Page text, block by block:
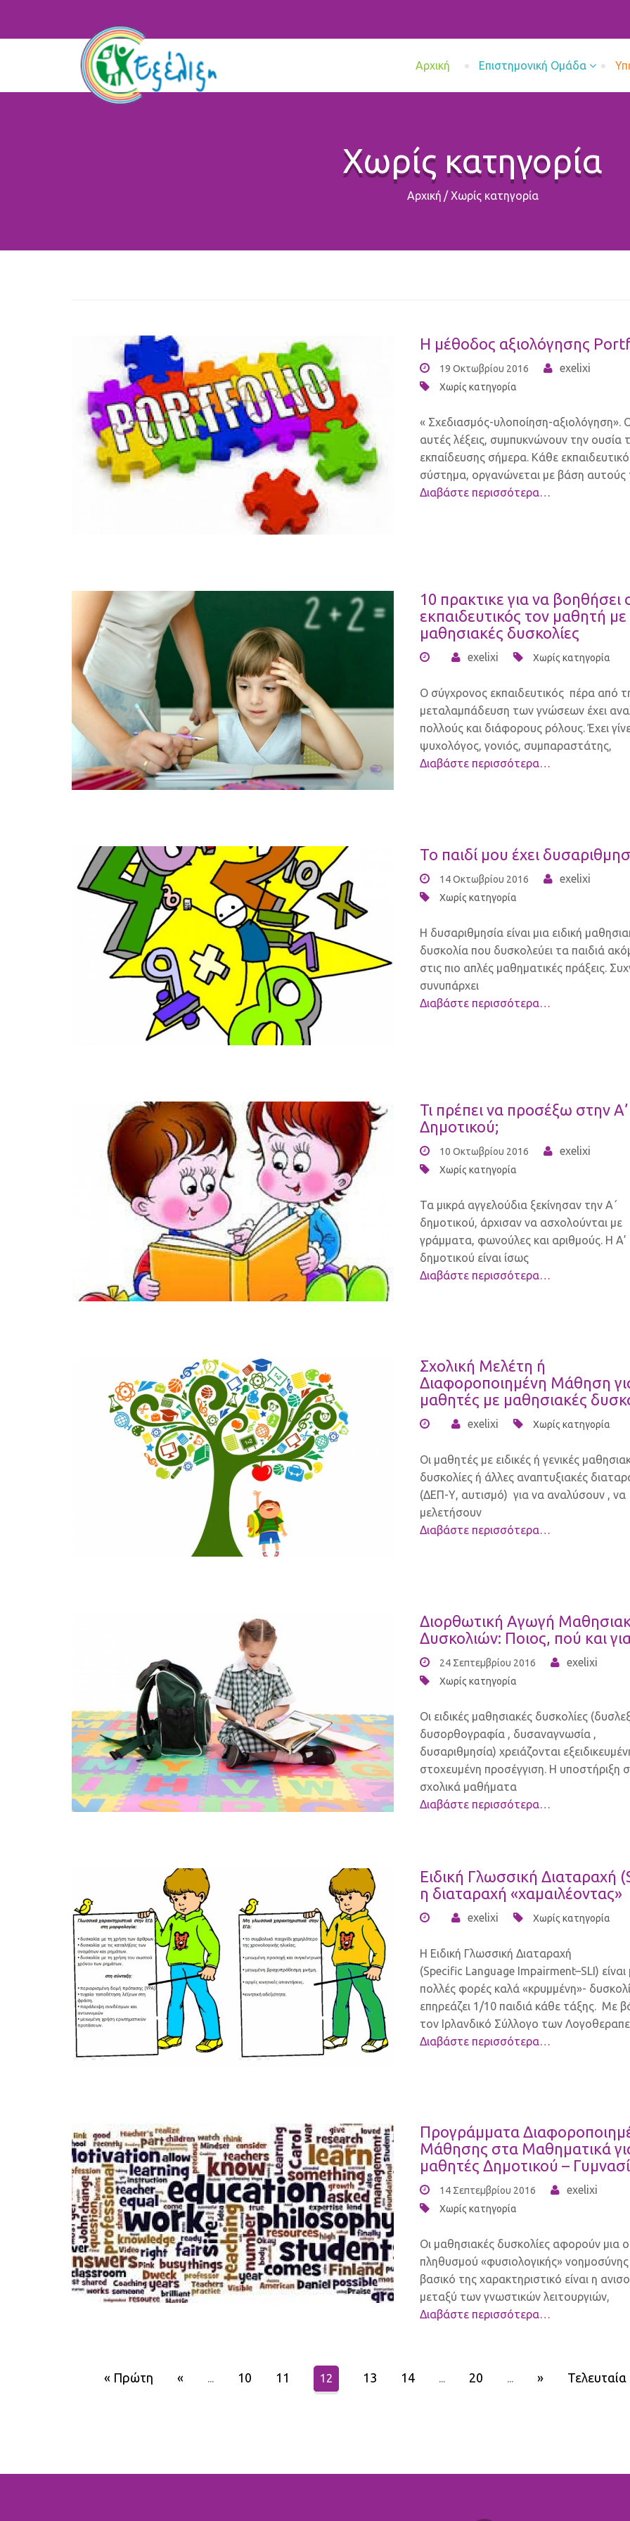
Aρχική Επιστημονική Ομάδα
Χωρίς κατηγορία
Αρχική /Χωρίς κατηγορία
Η μέθοδος αξιολόγησης
19 Οκτωβρίου 2016 exelixi
Χωρίς κατηγορία
« Σχεδιασμός-υλοποίηση-αξιολόγηση».
αυτές λέξεις, συμπυκνώνουν την ουσία
εκπαίδευσης σήμερα. Κάθε εκπαιδευτικό
σύστημα, οργανώνεται με βάση αυτούς
Διαβάστε περισσότερα…
10 πρακτικε για να βοηθήσει
εκπαιδευτικός τον μαθητή με
μαθησιακές δυσκολίες
exelixi Χωρίς κατηγορία
Ο σύγχρονος εκπαιδευτικός πέρα από
μεταλαμπάδευση των γνώσεων έχει
πολλούς και διάφορους ρόλους. Έχει
ψυχολόγος, γονιός, συμπαραστάτης,
Διαβάστε περισσότερα…
Το παιδί μου έχει
14 Οκτωβρίου 2016 exelixi
Χωρίς κατηγορία
Η δυσαριθμησία είναι μια ειδική
δυσκολία που δυσκολεύει τα παιδιά
στις πιο απλές μαθηματικές πράξεις.
συνυπάρχει
Διαβάστε περισσότερα…
Τι πρέπει να προσέξω στην Α’
Δημοτικού;
10 Οκτωβρίου 2016 exelixi
Χωρίς κατηγορία
Τα μικρά αγγελούδια ξεκίνησαν την Α΄
δημοτικού, άρχισαν να ασχολούνται με
γράμματα, φωνούλες και αριθμούς. Η Α’
δημοτικού είναι ίσως
Διαβάστε περισσότερα…
Σχολική Μελέτη ή
Διαφοροποιημένη Μάθηση
μαθητές με μαθησιακές
exelixi Χωρίς κατηγορία
Οι μαθητές με ειδικές ή γενικές
δυσκολίες ή άλλες αναπτυξιακές
(ΔΕΠ-Υ, αυτισμό) για να αναλύσουν , να
μελετήσουν
Διαβάστε περισσότερα…
Διορθωτική Αγωγή
Δυσκολιών: Ποιος, πού και
24 Σεπτεμβρίου 2016 exelixi
Χωρίς κατηγορία
Οι ειδικές μαθησιακές δυσκολίες
δυσορθογραφία , δυσαναγνωσία ,
δυσαριθμησία) χρειάζονται
στοχευμένη προσέγγιση. Η υποστήριξη
σχολικά μαθήματα
Διαβάστε περισσότερα…
Ειδική Γλωσσική Διαταραχή
η διαταραχή «χαμαιλέοντας»
exelixi Χωρίς κατηγορία
Η Ειδική Γλωσσική Διαταραχή
(Specific Language Impairment–SLI) είναι
πολλές φορές καλά «κρυμμένη»-
επηρεάζει 1/10 παιδιά κάθε τάξης. Με
τον Ιρλανδικό Σύλλογο των
Διαβάστε περισσότερα…
Προγράμματα
Μάθησης στα Μαθηματικά
μαθητές Δημοτικού –
14 Σεπτεμβρίου 2016 exelixi
Χωρίς κατηγορία
Οι μαθησιακές δυσκολίες αφορούν μια
πληθυσμού «φυσιολογικής»
βασικό της χαρακτηριστικό είναι η
μεταξύ των γνωστικών λειτουργιών,
Διαβάστε περισσότερα…
« Πρώτη « ... 10 11 12 13 14 ... 20 ... » Τελευταία